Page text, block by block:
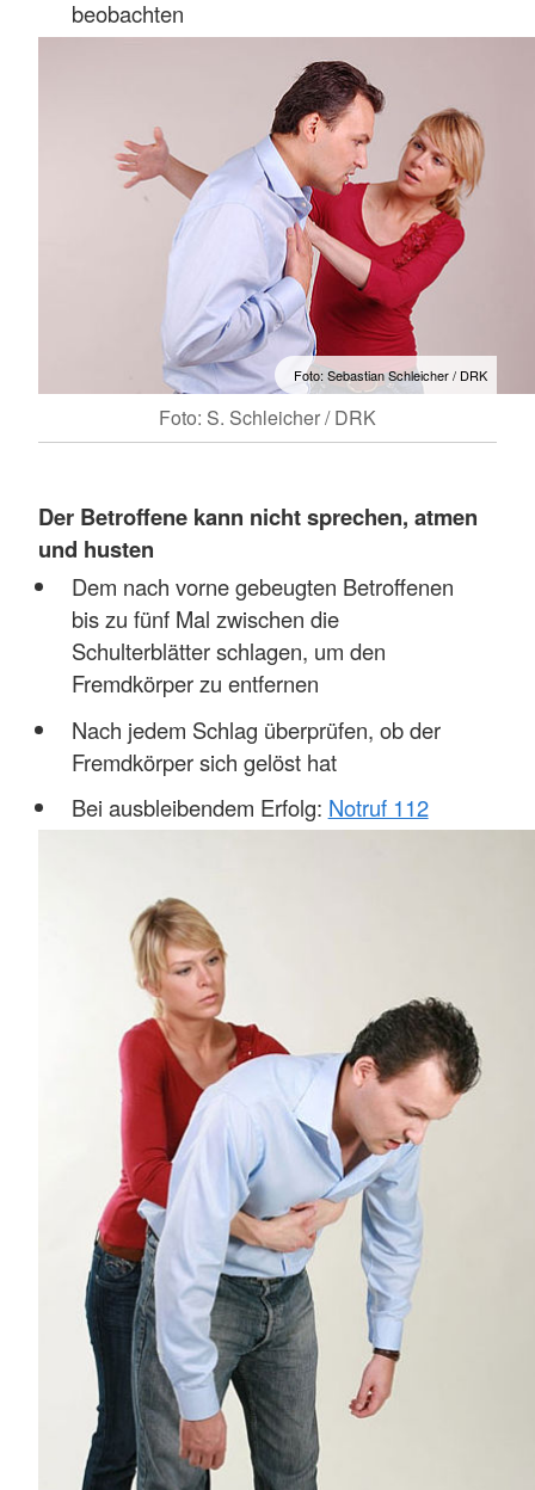
beobachten
Foto: Sebastian Schleicher / DRK
Foto: S. Schleicher / DRK
Der Betroffene kann nicht sprechen, atmen
und husten
Dem nach vorne gebeugten Betroffenen
bis zu fünf Mal zwischen die
Schulterblätter schlagen, um den
Fremdkörper zu entfernen
Nach jedem Schlag überprüfen, ob der
Fremdkörper sich gelöst hat
Bei ausbleibendem Erfolg: Notruf 112